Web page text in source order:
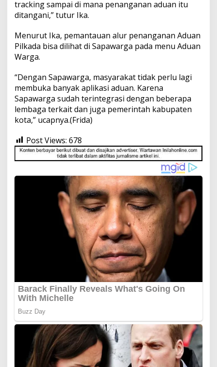
tracking sampai di mana penanganan aduan itu
ditangani,” tutur Ika.
Menurut Ika, pemantauan alur penanganan Aduan
Pilkada bisa dilihat di Sapawarga pada menu Aduan
Warga.
“Dengan Sapawarga, masyarakat tidak perlu lagi
membuka banyak aplikasi aduan. Karena
Sapawarga sudah terintegrasi dengan beberapa
lembaga terkait dan juga pemerintah kabupaten
kota,” ucapnya.(Frida)
Post Views: 678